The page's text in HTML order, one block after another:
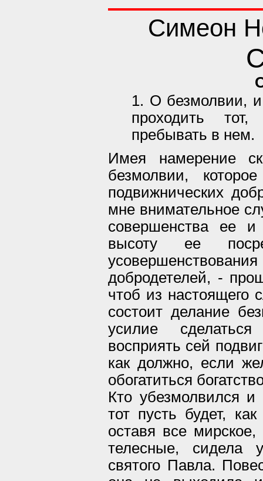
Симеон
1. О безмолвии, и
проходить
пребывать в нем.
Имея намерение
безмолвии,
подвижнических
мне внимательное
совершенства ее и
высоту ее
добродетелей, -
чтоб из настоящего
состоит делание
усилие
восприять сей
как должно, если
обогатиться
Кто убезмолвился
тот пусть будет,
оставя все
телесные,
святого Павла.